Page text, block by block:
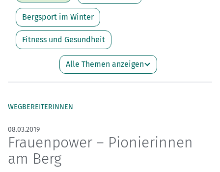
Bergsport im Winter
Fitness und Gesundheit
Alle Themen anzeigen
WEGBEREITERINNEN
08.03.2019
Frauenpower – Pionierinnen
am Berg